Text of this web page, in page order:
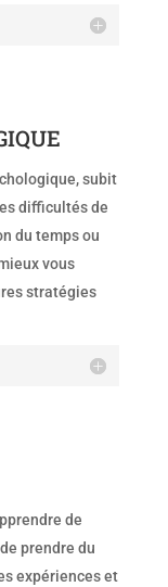
subit
difficultés de
du temps ou
vous
stratégies
de
prendre du
expériences et